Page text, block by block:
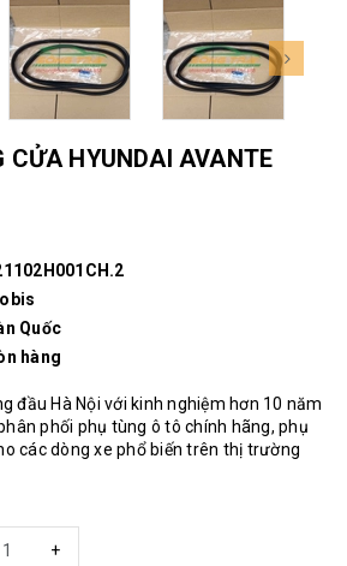
CỬA HYUNDAI AVANTE
Quốc
hàng
đầu Hà Nội với kinh nghiệm hơn 10 năm
phối phụ tùng ô tô chính hãng, phụ
các dòng xe phổ biến trên thị trường
+